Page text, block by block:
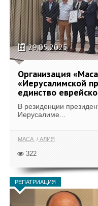
29.05.2025
Организация
«Иерусалимской
единство
В резиденции
Иерусалиме...
МАСА АЛИЯ
322
РЕПАТРИАЦИЯ